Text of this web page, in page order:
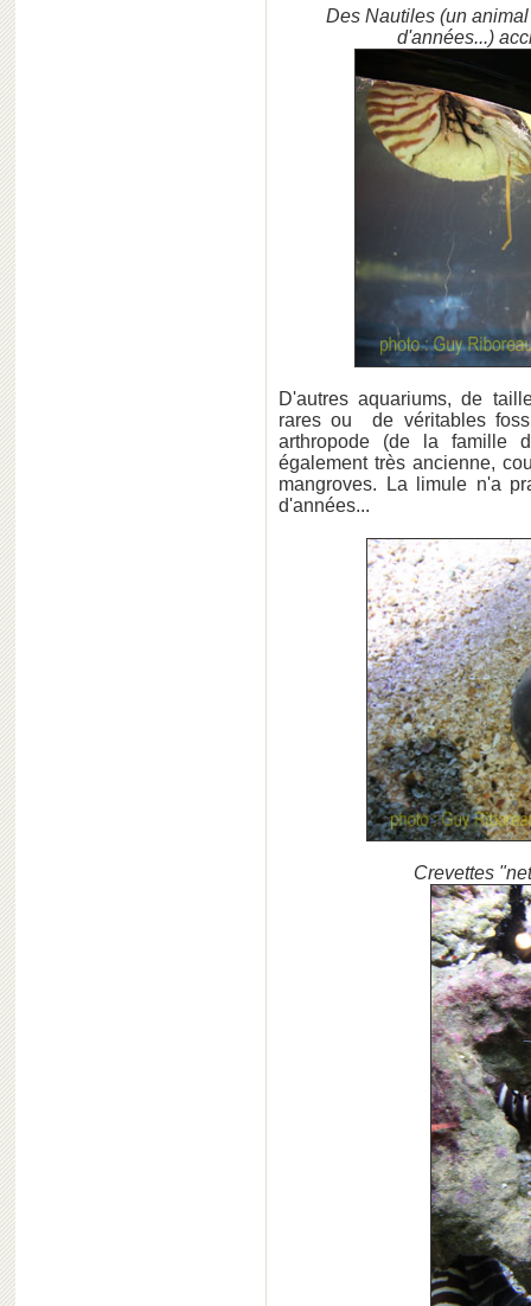
Des Nautiles (un
d'années...)
D'autres aquariums, de
rares ou de véritables
arthropode (de la famille
également très ancienne,
mangroves. La limule n'a
d'années...
Crevettes